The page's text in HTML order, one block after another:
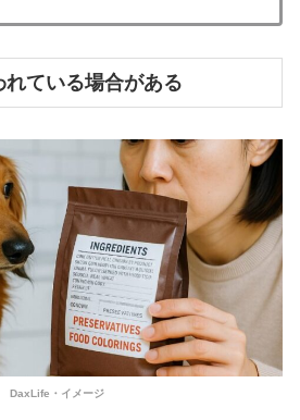
ている場合がある
DaxLife・イメージ